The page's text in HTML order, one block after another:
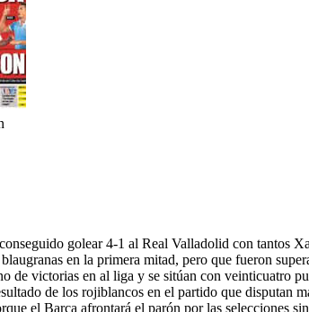
golear 4-1 al Real Valladolid con tantos
en la primera mitad, pero que fueron
de victorias en al liga y se sitúan con veinticuatro
de los rojiblancos en el partido que disputan
el Barça afrontará el parón por las selecciones